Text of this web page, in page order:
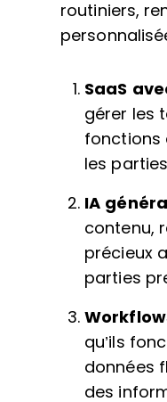
routiniers,
SaaS
gérer les
fonctions
les
IA
contenu,
précieux
parties
qu’ils
données
des